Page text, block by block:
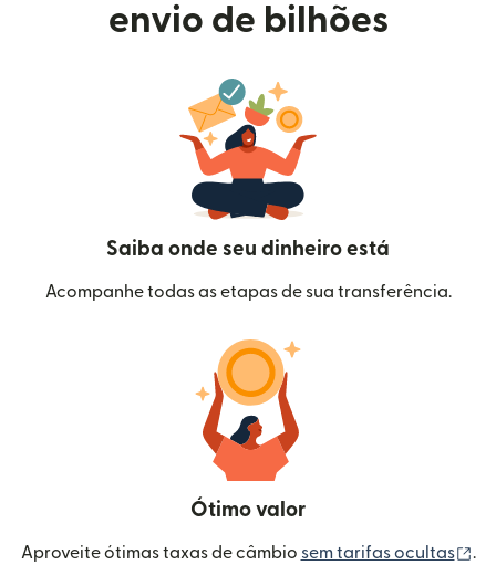
envio de bilhões
Saiba onde seu dinheiro está
Acompanhe todas as etapas de sua transferência.
Ótimo valor
Aproveite ótimas taxas de câmbio sem tarifas ocultas .